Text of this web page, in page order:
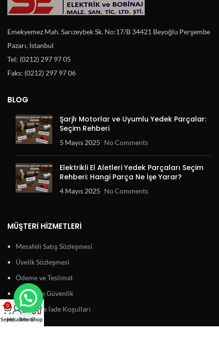
Emekyemez Mah. Sarızeybek Sk. No:17/B 34421 Beyoğlu Perşembe
Pazarı, İstanbul
Tel: (0212) 297 97 05
Faks: (0212) 297 97 06
BLOG
Şarjlı Motorlar ve Uyumlu Yedek Parçalar:
Seçim Rehberi
5 Mayıs 2025 No Comments
Elektrikli El Aletleri Yedek Parçaları Seçim
Rehberi: Hangi Parça Ne İşe Yarar?
4 Mayıs 2025 No Comments
MÜŞTERI HIZMETLERI
Mesafeli Satış Sözleşmesi
Üyelik Sözleşmesi
Ödeme ve Teslimat
Gizlilik ve Güvenlik
Garanti ve İade Koşulları
0
SepetHesabımMenuShop